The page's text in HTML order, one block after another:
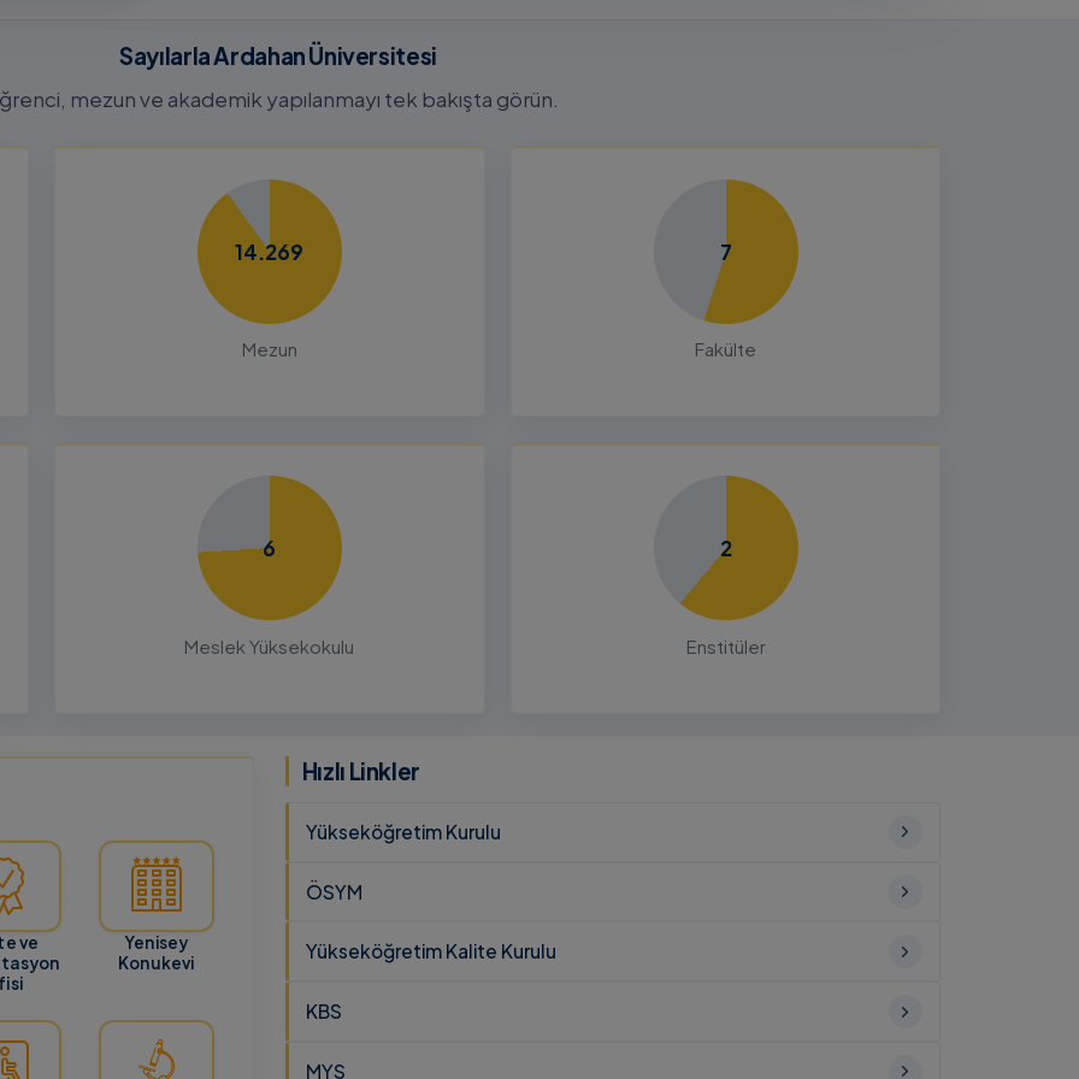
2026-
ve
ve
Sayılarla Ardahan Üniversitesi
mezun ve akademik yapılanmayı tek bakışta görün.
14.269
Mezun
7
Fakülte
6
Meslek Yüksekokulu
2
Enstitüler
ve
Yenisey
Konukevi
Hızlı Linkler
Yükseköğretim Kurulu
ÖSYM
Yükseköğretim Kalite Kurulu
KBS
MYS